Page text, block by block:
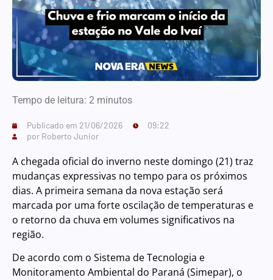
Tempo de leitura: 2 minutos
Publicado em 21/06/2026
09:22
por Roberto Junior
A chegada oficial do inverno neste domingo (21) traz
mudanças expressivas no tempo para os próximos
dias. A primeira semana da nova estação será
marcada por uma forte oscilação de temperaturas e
o retorno da chuva em volumes significativos na
região.
De acordo com o Sistema de Tecnologia e
Monitoramento Ambiental do Paraná (Simepar), o